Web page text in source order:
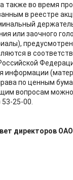
также во время
в реестре
или заочного
в
информации
по ценным
вопросам можно
25-00.
директоров